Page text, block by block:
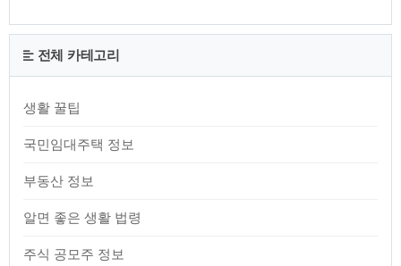
전체 카테고리
생활 꿀팁
국민임대주택 정보
부동산 정보
알면 좋은 생활 법령
주식 공모주 정보